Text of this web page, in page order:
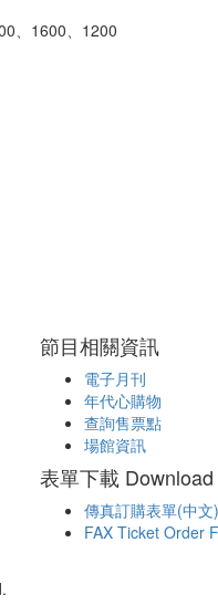
1600 1200
節目相關資訊
電子月刊
年代心購物
查詢售票點
場館資訊
表單下載 Download
傳真訂購表單(中文)
FAX Ticket Order